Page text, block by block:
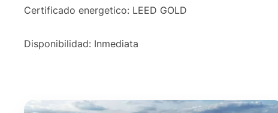
Certificado energetico: LEED GOLD
Disponibilidad: Inmediata